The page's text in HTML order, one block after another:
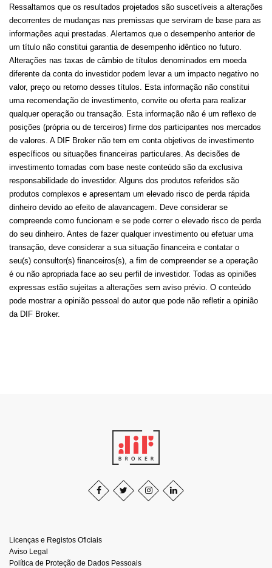
Ressaltamos que os resultados projetados são suscetíveis a alterações
decorrentes de mudanças nas premissas que serviram de base para as
informações aqui prestadas. Alertamos que o desempenho anterior de
um título não constitui garantia de desempenho idêntico no futuro.
Alterações nas taxas de câmbio de títulos denominados em moeda
diferente da conta do investidor podem levar a um impacto negativo no
valor, preço ou retorno desses títulos. Esta informação não constitui
uma recomendação de investimento, convite ou oferta para realizar
qualquer operação ou transação. Esta informação não é um reflexo de
posições (própria ou de terceiros) firme dos participantes nos mercados
de valores. A DIF Broker não tem em conta objetivos de investimento
específicos ou situações financeiras particulares. As decisões de
investimento tomadas com base neste conteúdo são da exclusiva
responsabilidade do investidor. Alguns dos produtos referidos são
produtos complexos e apresentam um elevado risco de perda rápida
dinheiro devido ao efeito de alavancagem. Deve considerar se
compreende como funcionam e se pode correr o elevado risco de perda
do seu dinheiro. Antes de fazer qualquer investimento ou efetuar uma
transação, deve considerar a sua situação financeira e contatar o
seu(s) consultor(s) financeiros(s), a fim de compreender se a operação
é ou não apropriada face ao seu perfil de investidor. Todas as opiniões
expressas estão sujeitas a alterações sem aviso prévio. O conteúdo
pode mostrar a opinião pessoal do autor que pode não refletir a opinião
da DIF Broker.
Licenças e Registos Oficiais
Aviso Legal
Política de Proteção de Dados Pessoais